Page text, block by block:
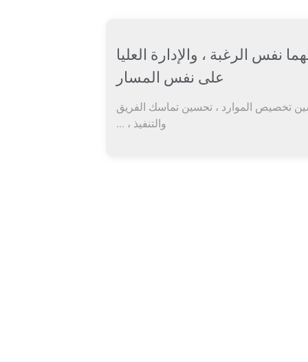
نفس الرغبة ، والإدارة العليا
على نفس المسار
تخصيص الموارد ، تحسين تماسك الفريق
والتنفيذ ، ...